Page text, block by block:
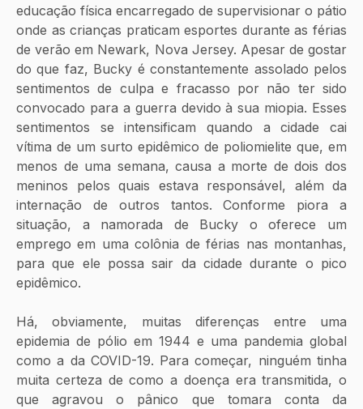
educação física encarregado de supervisionar o pátio
onde as crianças praticam esportes durante as férias
de verão em Newark, Nova Jersey. Apesar de gostar
do que faz, Bucky é constantemente assolado pelos
sentimentos de culpa e fracasso por não ter sido
convocado para a guerra devido à sua miopia. Esses
sentimentos se intensificam quando a cidade cai
vítima de um surto epidêmico de poliomielite que, em
menos de uma semana, causa a morte de dois dos
meninos pelos quais estava responsável, além da
internação de outros tantos. Conforme piora a
situação, a namorada de Bucky o oferece um
emprego em uma colônia de férias nas montanhas,
para que ele possa sair da cidade durante o pico
epidêmico.
Há, obviamente, muitas diferenças entre uma
epidemia de pólio em 1944 e uma pandemia global
como a da COVID-19. Para começar, ninguém tinha
muita certeza de como a doença era transmitida, o
que agravou o pânico que tomara conta da